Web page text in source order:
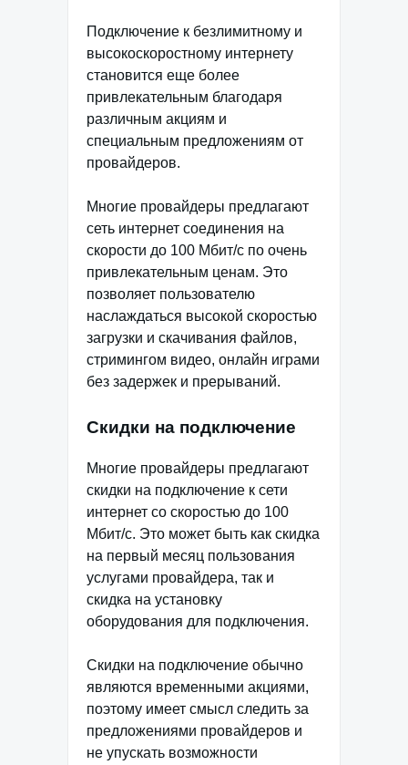
Подключение к безлимитному и
высокоскоростному интернету
становится еще более
привлекательным благодаря
различным акциям и
специальным предложениям от
провайдеров.
Многие провайдеры предлагают
сеть интернет соединения на
скорости до 100 Мбит/с по очень
привлекательным ценам. Это
позволяет пользователю
наслаждаться высокой скоростью
загрузки и скачивания файлов,
стримингом видео, онлайн играми
без задержек и прерываний.
Скидки на подключение
Многие провайдеры предлагают
скидки на подключение к сети
интернет со скоростью до 100
Мбит/с. Это может быть как скидка
на первый месяц пользования
услугами провайдера, так и
скидка на установку
оборудования для подключения.
Скидки на подключение обычно
являются временными акциями,
поэтому имеет смысл следить за
предложениями провайдеров и
не упускать возможности